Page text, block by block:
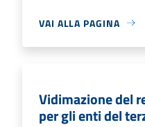
VAI ALLA PAGINA
Vidimazione del
per gli enti del